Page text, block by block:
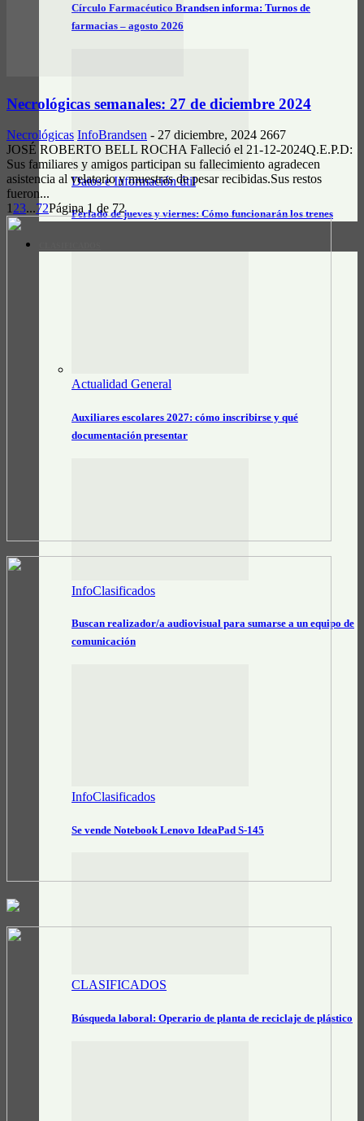
Círculo Farmacéutico Brandsen informa: Turnos de
farmacias – agosto 2026
Datos e Información útil
Feriado de jueves y viernes: Cómo funcionarán los trenes
Actualidad General
Auxiliares escolares 2027: cómo inscribirse y qué
documentación presentar
InfoClasificados
Buscan realizador/a audiovisual para sumarse a un equipo de
comunicación
InfoClasificados
Se vende Notebook Lenovo IdeaPad S-145
CLASIFICADOS
Búsqueda laboral: Operario de planta de reciclaje de plástico
Necrológicas semanales: 27 de diciembre 2024
Necrológicas InfoBrandsen - 27 diciembre, 2024 2667
JOSÉ ROBERTO BELL ROCHA Falleció el 21-12-2024Q.E.P.D:
Sus familiares y amigos participan su fallecimiento agradecen
asistencia al velatorio y muestras de pesar recibidas.Sus restos
fueron...
1 23...72Página 1 de 72